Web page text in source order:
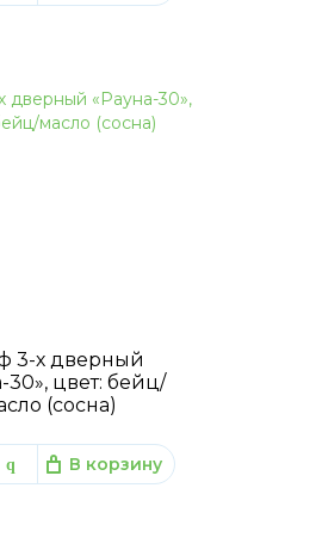
3-х дверный
30», цвет: бейц/
(сосна)
q В корзину